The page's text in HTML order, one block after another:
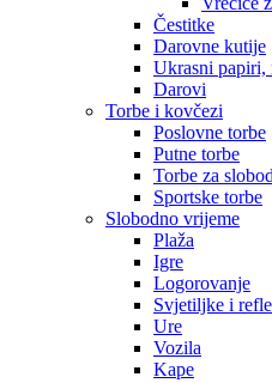
Čestitke
Darovne kutije
Ukrasni papiri,
Darovi
Torbe i kovčezi
Poslovne torbe
Putne torbe
Torbe za
Sportske torbe
Slobodno vrijeme
Plaža
Igre
Logorovanje
Svjetiljke i
Ure
Vozila
Kape